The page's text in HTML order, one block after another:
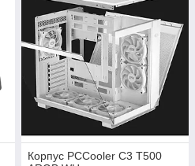
Корпус PCCooler C3 T500